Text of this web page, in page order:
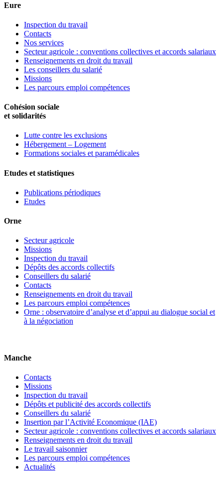
Eure
Inspection du travail
Contacts
Nos services
Secteur agricole : conventions collectives et accords salariaux
Renseignements en droit du travail
Les conseillers du salarié
Missions
Les parcours emploi compétences
Cohésion sociale
et solidarités
Lutte contre les exclusions
Hébergement – Logement
Formations sociales et paramédicales
Etudes et statistiques
Publications périodiques
Etudes
Orne
Secteur agricole
Missions
Inspection du travail
Dépôts des accords collectifs
Conseillers du salarié
Contacts
Renseignements en droit du travail
Les parcours emploi compétences
Orne : observatoire d’analyse et d’appui au dialogue social et
à la négociation
Manche
Contacts
Missions
Inspection du travail
Dépôts et publicité des accords collectifs
Conseillers du salarié
Insertion par l’Activité Economique (IAE)
Secteur agricole : conventions collectives et accords salariaux
Renseignements en droit du travail
Le travail saisonnier
Les parcours emploi compétences
Actualités